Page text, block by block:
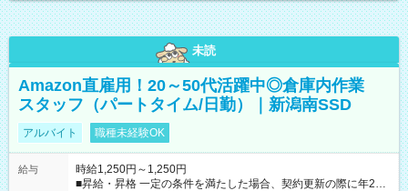
未読
Amazon直雇用！20～50代活躍中◎倉庫内作業
スタッフ（パートタイム/日勤）｜新潟南SSD
アルバイト 職種未経験OK
給与
時給1,250円～1,250円
■昇給・昇格 一定の条件を満たした場合、契約更新の際に年2回